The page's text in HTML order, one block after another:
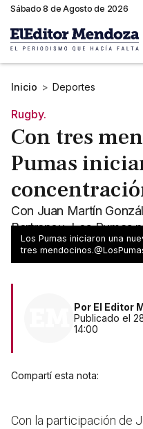
Sábado 8 de Agosto de 2026
Inicio > Deportes
Rugby.
Con tres
Pumas
Con Juan Martín
Bertranou, Los Pumas
de Londres.
Los Pumas iniciaron una
tres
Por El Editor
Publicado el
14:00
Compartí esta nota:
Con la participación de